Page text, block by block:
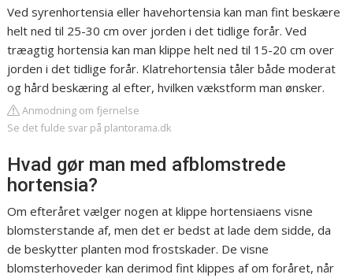
Ved syrenhortensia eller havehortensia kan man fint beskære
helt ned til 25-30 cm over jorden i det tidlige forår. Ved
træagtig hortensia kan man klippe helt ned til 15-20 cm over
jorden i det tidlige forår. Klatrehortensia tåler både moderat
og hård beskæring al efter, hvilken vækstform man ønsker.
Anmodning om fjernelse
Se det fulde svar på plantorama.dk
Hvad gør man med afblomstrede
hortensia?
Om efteråret vælger nogen at klippe hortensiaens visne
blomsterstande af, men det er bedst at lade dem sidde, da
de beskytter planten mod frostskader. De visne
blomsterhoveder kan derimod fint klippes af om foråret, når